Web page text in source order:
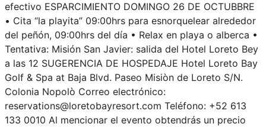
efectivo ESPARCIMIENTO DOMINGO 26 DE OCTUBBRE
• Cita “la playita” 09:00hrs para esnorquelear alrededor
del peñón, 09:00hrs del día • Relax en playa o alberca •
Tentativa: Misión San Javier: salida del Hotel Loreto Bey
a las 12 SUGERENCIA DE HOSPEDAJE Hotel Loreto Bay
Golf & Spa at Baja Blvd. Paseo Misiòn de Loreto S/N.
Colonia Nopolò Correo electrónico:
reservations@loretobayresort.com Teléfono: +52 613
133 0010 Al mencionar el evento obtendrás un precio